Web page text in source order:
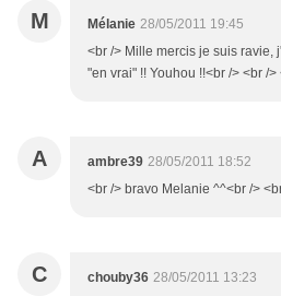
M Mélanie 28/05/2011 19:45
<br /> Mille mercis je suis ravie,
"en vrai" !! Youhou !!<br /> <br />
A ambre39 28/05/2011 18:52
<br /> bravo Melanie ^^<br />
C chouby36 28/05/2011 13:23